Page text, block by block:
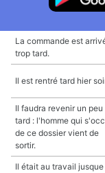
La commande est
trop tard.
Il est rentré tard hier
Il faudra revenir un peu
tard : l'homme qui
de ce dossier vient de
sortir.
Il était au travail